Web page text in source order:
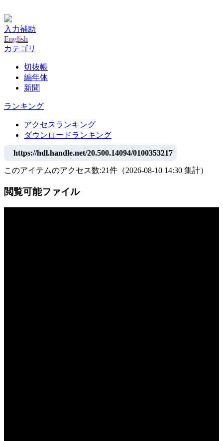
入力補助
English
カテゴリ
切抜帳
編年体
新聞
ランキング
アクセスランキング
ダウンロードランキング
https://hdl.handle.net/20.500.14094/0100353217
このアイテムのアクセス数:21件 （2026-08-10 14:30 集計）
閲覧可能ファイル